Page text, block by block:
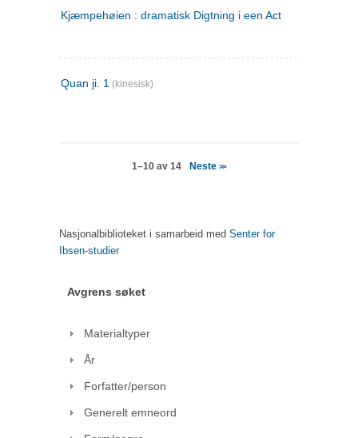
Kjæmpehøien : dramatisk Digtning i een Act
Quan ji. 1 (kinesisk)
1–10 av 14 Neste>>
Nasjonalbiblioteket i samarbeid med Senter for
Ibsen-studier
Avgrens søket
Materialtyper
År
Forfatter/person
Generelt emneord